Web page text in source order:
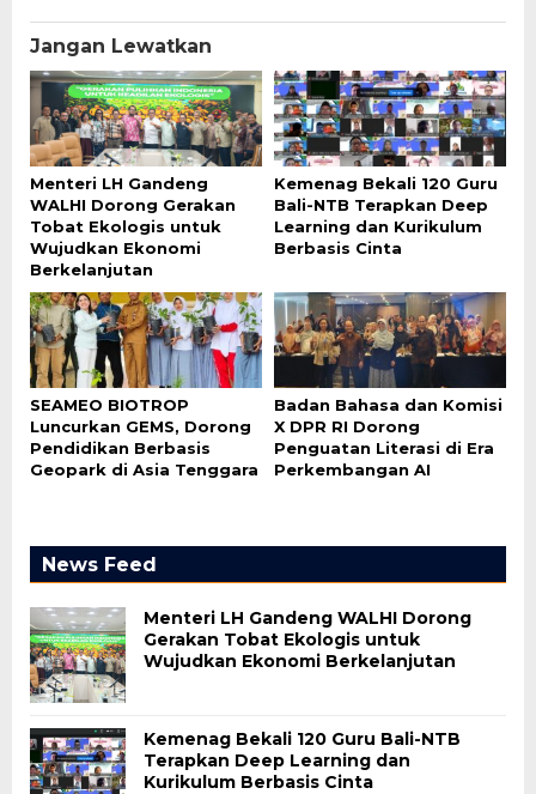
Jangan Lewatkan
Menteri LH Gandeng
WALHI Dorong Gerakan
Tobat Ekologis untuk
Wujudkan Ekonomi
Berkelanjutan
Kemenag Bekali 120 Guru
Bali-NTB Terapkan Deep
Learning dan Kurikulum
Berbasis Cinta
SEAMEO BIOTROP
Luncurkan GEMS, Dorong
Pendidikan Berbasis
Geopark di Asia Tenggara
Badan Bahasa dan Komisi
X DPR RI Dorong
Penguatan Literasi di Era
Perkembangan AI
News Feed
Menteri LH Gandeng WALHI Dorong
Gerakan Tobat Ekologis untuk
Wujudkan Ekonomi Berkelanjutan
Kemenag Bekali 120 Guru Bali-NTB
Terapkan Deep Learning dan
Kurikulum Berbasis Cinta